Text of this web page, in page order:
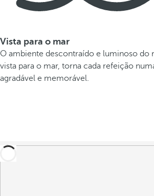
Vista para o mar
O ambiente descontraído e luminoso do
vista para o mar, torna cada refeição
agradável e memorável.